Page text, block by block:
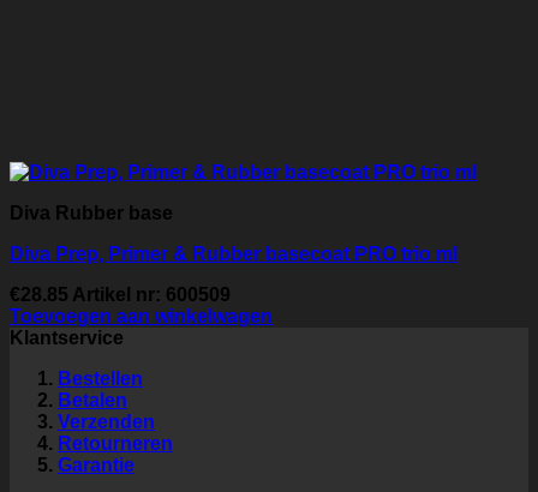
Diva Rubber base
Diva Prep, Primer & Rubber basecoat PRO trio ml
€28.85 Artikel nr: 600509
Toevoegen aan winkelwagen
Klantservice
Bestellen
Betalen
Verzenden
Retourneren
Garantie